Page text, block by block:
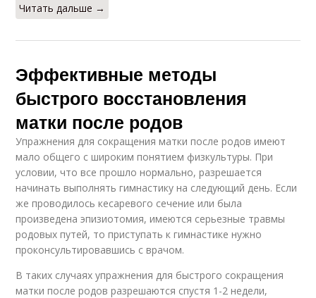
Читать дальше →
Эффективные методы
быстрого восстановления
матки после родов
Упражнения для сокращения матки после родов имеют
мало общего с широким понятием физкультуры. При
условии, что все прошло нормально, разрешается
начинать выполнять гимнастику на следующий день. Если
же проводилось кесаревого сечение или была
произведена эпизиотомия, имеются серьезные травмы
родовых путей, то приступать к гимнастике нужно
проконсультировавшись с врачом.
В таких случаях упражнения для быстрого сокращения
матки после родов разрешаются спустя 1-2 недели,